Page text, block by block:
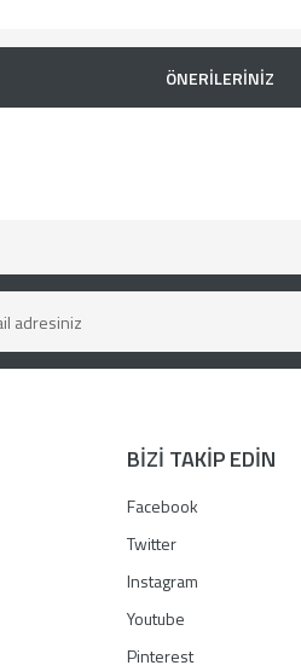
ÖNERİLERİNİZ
BİZİ TAKİP EDİN
Facebook
Twitter
Instagram
Youtube
Pinterest